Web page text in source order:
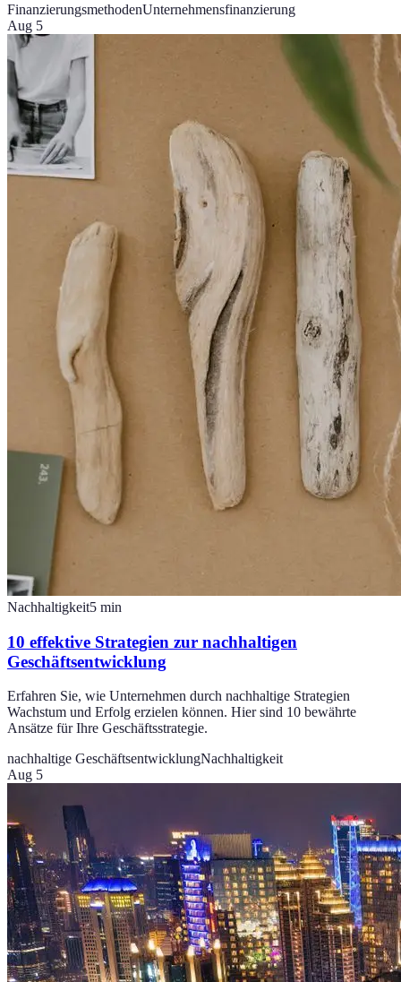
FinanzierungsmethodenUnternehmensfinanzierung
Aug 5
Nachhaltigkeit5 min
10 effektive Strategien zur nachhaltigen
Geschäftsentwicklung
Erfahren Sie, wie Unternehmen durch nachhaltige Strategien
Wachstum und Erfolg erzielen können. Hier sind 10 bewährte
Ansätze für Ihre Geschäftsstrategie.
nachhaltige GeschäftsentwicklungNachhaltigkeit
Aug 5